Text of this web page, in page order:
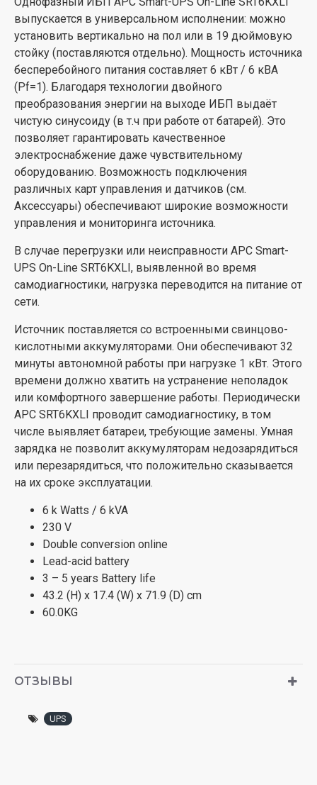
выпускается в универсальном исполнении: можно
установить вертикально на пол или в 19 дюймовую
стойку (поставляются отдельно). Мощность источника
бесперебойного питания составляет 6 кВт / 6 кВА
(Pf=1). Благодаря технологии двойного
преобразования энергии на выходе ИБП выдаёт
чистую синусоиду (в т.ч при работе от батарей). Это
позволяет гарантировать качественное
электроснабжение даже чувствительному
оборудованию. Возможность подключения
различных карт управления и датчиков (см.
Аксессуары) обеспечивают широкие возможности
управления и мониторинга источника.
В случае перегрузки или неисправности APC Smart-
UPS On-Line SRT6KXLI, выявленной во время
самодиагностики, нагрузка переводится на питание от
сети.
Источник поставляется со встроенными свинцово-
кислотными аккумуляторами. Они обеспечивают 32
минуты автономной работы при нагрузке 1 кВт. Этого
времени должно хватить на устранение неполадок
или комфортного завершение работы. Периодически
APC SRT6KXLI проводит самодиагностику, в том
числе выявляет батареи, требующие замены. Умная
зарядка не позволит аккумуляторам недозарядиться
или перезарядиться, что положительно сказывается
на их сроке эксплуатации.
6 k Watts / 6 kVA
230 V
Double conversion online
Lead-acid battery
3 – 5 years Battery life
43.2 (H) x 17.4 (W) x 71.9 (D) cm
60.0KG
ОТЗЫВЫ
UPS